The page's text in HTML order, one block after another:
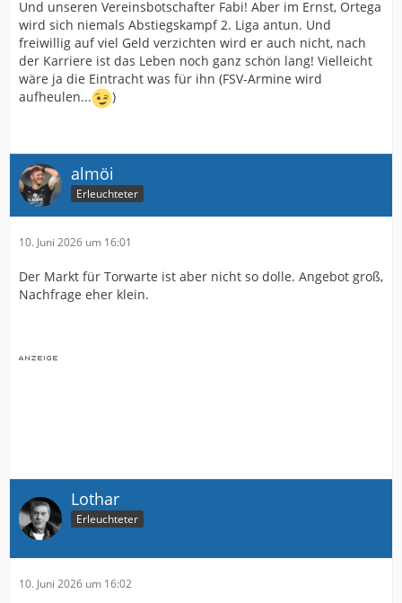
Und unseren Vereinsbotschafter Fabi! Aber im Ernst, Ortega
wird sich niemals Abstiegskampf 2. Liga antun. Und
freiwillig auf viel Geld verzichten wird er auch nicht, nach
der Karriere ist das Leben noch ganz schön lang! Vielleicht
wäre ja die Eintracht was für ihn (FSV-Armine wird
aufheulen...
)
almöi
Erleuchteter
10. Juni 2026 um 16:01
Der Markt für Torwarte ist aber nicht so dolle. Angebot groß,
Nachfrage eher klein.
Lothar
Erleuchteter
10. Juni 2026 um 16:02